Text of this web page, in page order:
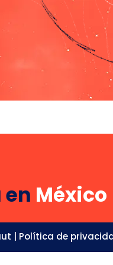
México
| Política de